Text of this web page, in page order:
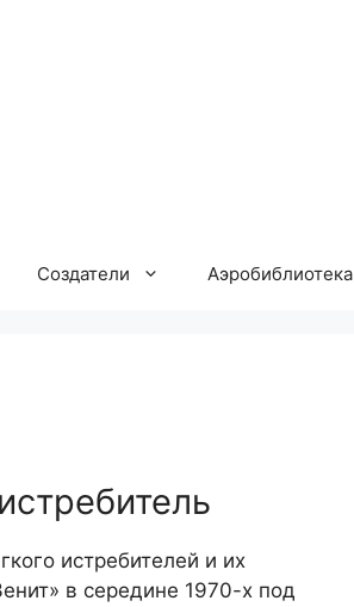
Создатели Аэробиблиотека
истребителей и их
в середине 1970-х под